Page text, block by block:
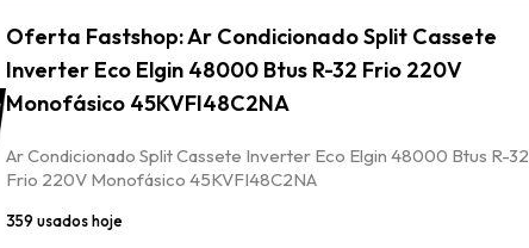
Oferta Fastshop: Ar Condicionado Split Cassete
Inverter Eco Elgin 48000 Btus R-32 Frio 220V
Monofásico 45KVFI48C2NA
Ar Condicionado Split Cassete Inverter Eco Elgin 48000 Btus R-32
Frio 220V Monofásico 45KVFI48C2NA
359 usados hoje